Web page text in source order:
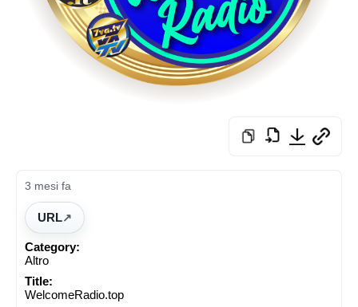
3 mesi fa
URL
Category:
Altro
Title:
WelcomeRadio.top